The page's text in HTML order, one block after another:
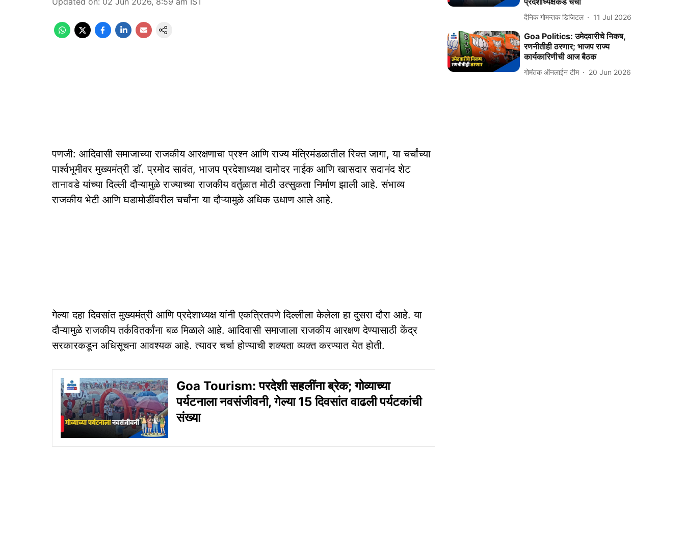
पणजी: आदिवासी समाजाच्या राजकीय आरक्षणाचा प्रश्न आणि राज्य मंत्रिमंडळातील रिक्त जागा, या चर्चांच्या
पार्श्वभूमीवर मुख्यमंत्री डॉ. प्रमोद सावंत, भाजप प्रदेशाध्यक्ष दामोदर नाईक आणि खासदार सदानंद शेट
तानावडे यांच्या दिल्ली दौऱ्यामुळे राज्याच्या राजकीय वर्तुळात मोठी उत्सुकता निर्माण झाली आहे. संभाव्य
राजकीय भेटी आणि घडामोडींवरील चर्चांना या दौऱ्यामुळे अधिक उधाण आले आहे.
गेल्या दहा दिवसांत मुख्यमंत्री आणि प्रदेशाध्यक्ष यांनी एकत्रितपणे दिल्लीला केलेला हा दुसरा दौरा आहे. या
दौऱ्यामुळे राजकीय तर्कवितर्कांना बळ मिळाले आहे. आदिवासी समाजाला राजकीय आरक्षण देण्यासाठी केंद्र
सरकारकडून अधिसूचना आवश्यक आहे. त्‍यावर चर्चा होण्याची शक्यता व्यक्त करण्यात येत होती.
Goa Tourism: परदेशी सहलींना ब्रेक; गोव्याच्या
पर्यटनाला नवसंजीवनी, गेल्‍या 15 दिवसांत वाढली पर्यटकांची
संख्‍या
दैनिक गोमन्तक डिजिटल 11 Jul 2026
Goa Politics: उमेदवारीचे निकष,
रणनीतीही ठरणार; भाजप राज्य
कार्यकारिणीची आज बैठक
गोमंतक ऑनलाईन टीम 20 Jun 2026